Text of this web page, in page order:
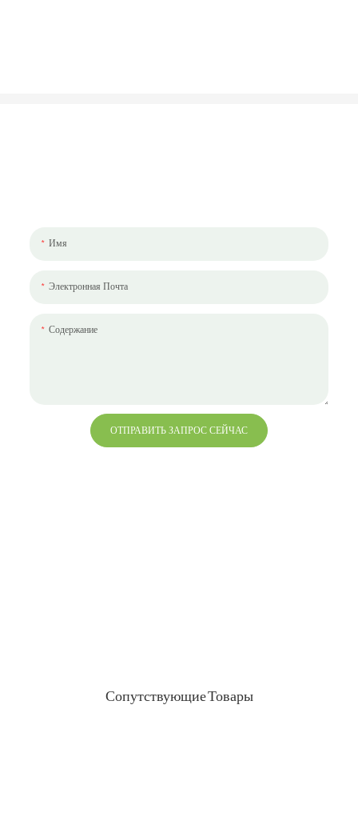
Имя
Электронная Почта
Содержание
ОТПРАВИТЬ ЗАПРОС СЕЙЧАС
Сопутствующие Товары